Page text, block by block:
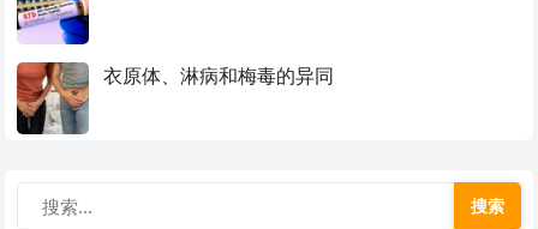
衣原体、淋病和梅毒的异同
搜索